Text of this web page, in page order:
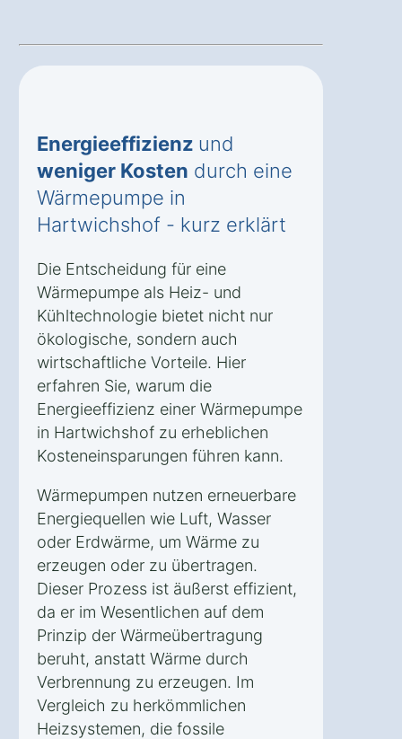
Energieeffizienz und
weniger Kosten durch eine
Wärmepumpe in
Hartwichshof - kurz erklärt
Die Entscheidung für eine
Wärmepumpe als Heiz- und
Kühltechnologie bietet nicht nur
ökologische, sondern auch
wirtschaftliche Vorteile. Hier
erfahren Sie, warum die
Energieeffizienz einer Wärmepumpe
in Hartwichshof zu erheblichen
Kosteneinsparungen führen kann.
Wärmepumpen nutzen erneuerbare
Energiequellen wie Luft, Wasser
oder Erdwärme, um Wärme zu
erzeugen oder zu übertragen.
Dieser Prozess ist äußerst effizient,
da er im Wesentlichen auf dem
Prinzip der Wärmeübertragung
beruht, anstatt Wärme durch
Verbrennung zu erzeugen. Im
Vergleich zu herkömmlichen
Heizsystemen, die fossile